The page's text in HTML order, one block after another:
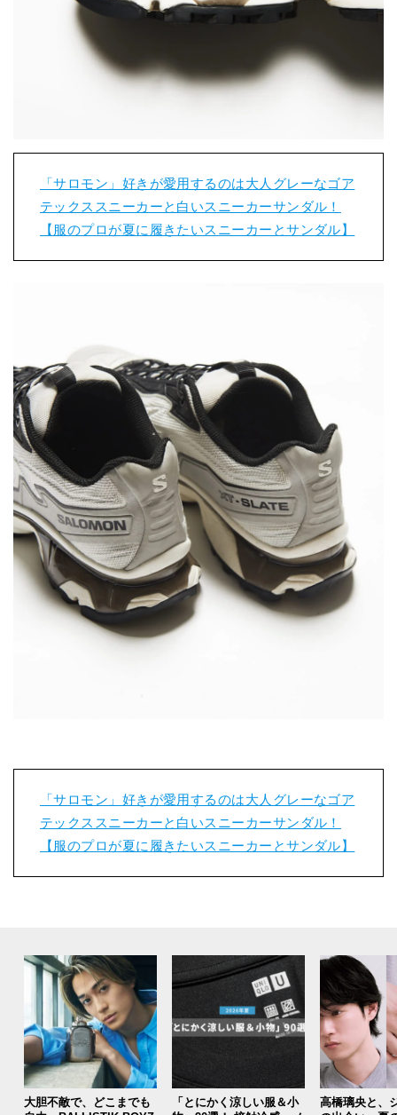
「サロモン」好きが愛用するのは大人グレーなゴア
テックススニーカーと白いスニーカーサンダル！
【服のプロが夏に履きたいスニーカーとサンダル】
「サロモン」好きが愛用するのは大人グレーなゴア
テックススニーカーと白いスニーカーサンダル！
【服のプロが夏に履きたいスニーカーとサンダル】
大胆不敵で、どこまでも
「とにかく涼しい服＆小
高橋璃央と、